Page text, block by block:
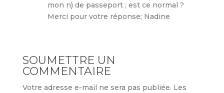
mon n) de passeport ; est ce normal ?
Merci pour votre réponse; Nadine
SOUMETTRE UN
COMMENTAIRE
Votre adresse e-mail ne sera pas publiée. Les